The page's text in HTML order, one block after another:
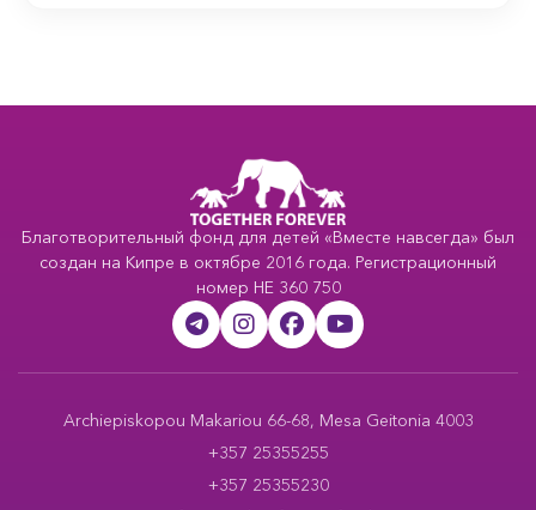
Благотворительный фонд для детей «Вместе навсегда» был
создан на Кипре в октябре 2016 года. Регистрационный
номер HE 360 750
Archiepiskopou Makariou 66-68, Mesa Geitonia 4003
+357 25355255
+357 25355230